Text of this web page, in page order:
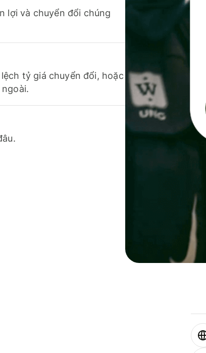
lợi và chuyển đổi chúng
tỷ giá chuyển đổi, hoặc